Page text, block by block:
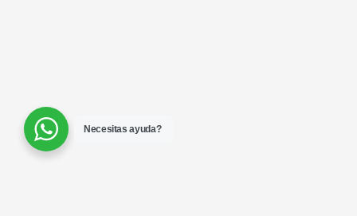
Necesitas ayuda?